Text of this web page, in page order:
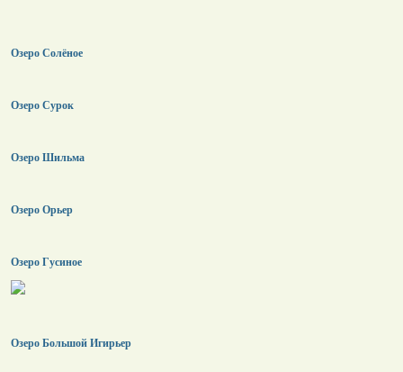
Озеро Солёное
Озеро Сурок
Озеро Шильма
Озеро Орьер
Озеро Гусиное
Озеро Большой Игирьер